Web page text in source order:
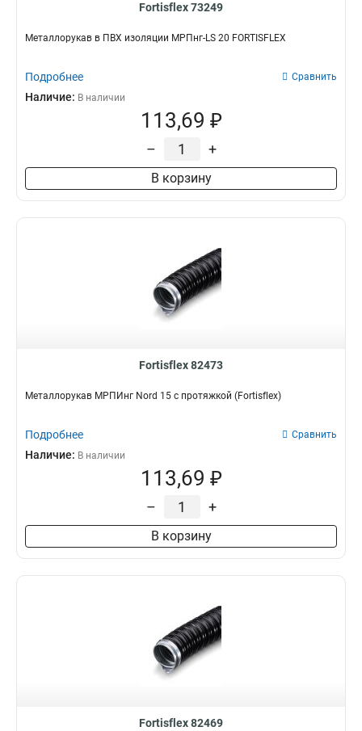
Fortisflex 73249
Металлорукав в ПВХ изоляции МРПнг-LS 20 FORTISFLEX
Подробнее Сравнить
Наличие: В наличии
113,69 ₽
– +
В корзину
Fortisflex 82473
Металлорукав МРПИнг Nord 15 с протяжкой (Fortisflex)
Подробнее Сравнить
Наличие: В наличии
113,69 ₽
– +
В корзину
Fortisflex 82469